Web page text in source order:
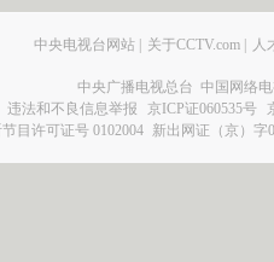
中央电视台网站 | 关于CCTV.com | 人
中央广播电视总台 中国网络
违法和不良信息举报
京ICP证060535号
目许可证号 0102004 新出网证（京）